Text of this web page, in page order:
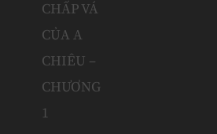
CHẤP VÁ
CỦA A
CHIÊU –
CHƯƠNG
1